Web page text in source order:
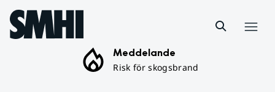
Hoppa till sidans innehåll
Meddelande
Risk för skogsbrand